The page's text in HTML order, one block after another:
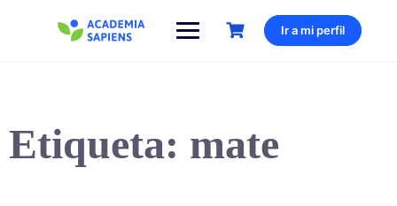
Ir a mi perfil
Etiqueta: mate